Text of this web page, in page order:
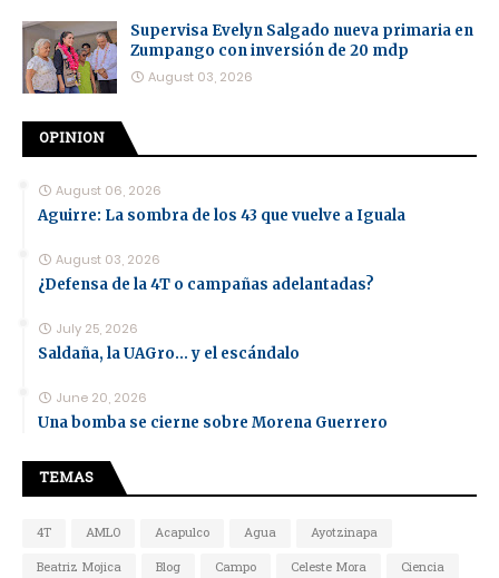
Supervisa Evelyn Salgado nueva primaria en
Zumpango con inversión de 20 mdp
August 03, 2026
OPINION
August 06, 2026
Aguirre: La sombra de los 43 que vuelve a Iguala
August 03, 2026
¿Defensa de la 4T o campañas adelantadas?
July 25, 2026
Saldaña, la UAGro... y el escándalo
June 20, 2026
Una bomba se cierne sobre Morena Guerrero
TEMAS
4T AMLO Acapulco Agua
Ayotzinapa
Beatriz Mojica
Blog Campo Celeste Mora
Ciencia